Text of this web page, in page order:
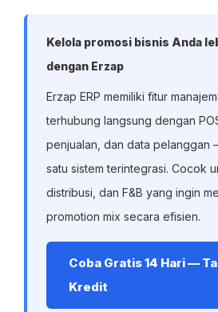
Kelola promosi bisnis Anda
dengan Erzap
Erzap ERP memiliki fitur
terhubung langsung dengan
penjualan, dan data pelanggan
satu sistem terintegrasi. Cocok
distribusi, dan F&B yang ingin
promotion mix secara efisien.
Coba Gratis 14 Hari —
Kredit